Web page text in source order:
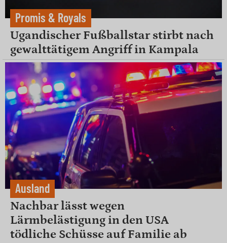
Promis & Royals
Ugandischer Fußballstar stirbt nach
gewalttätigem Angriff in Kampala
Ausland
Nachbar lässt wegen
Lärmbelästigung in den USA
tödliche Schüsse auf Familie ab